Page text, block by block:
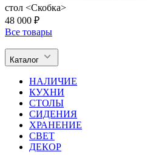
стол <Скобка>
48 000 ₽
Все товары
Каталог
НАЛИЧИЕ
КУХНИ
СТОЛЫ
СИДЕНИЯ
ХРАНЕНИЕ
СВЕТ
ДЕКОР